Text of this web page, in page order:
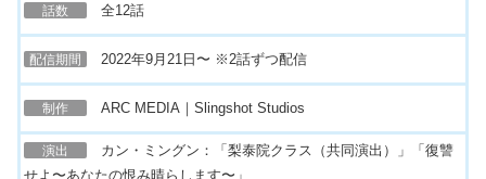
話数 全12話
配信期間 2022年9月21日〜 ※2話ずつ配信
制作 ARC MEDIA｜Slingshot Studios
演出
カン・ミングン：「梨泰院クラス（共同演出）」「復讐
せよ〜あなたの恨み晴らします〜」